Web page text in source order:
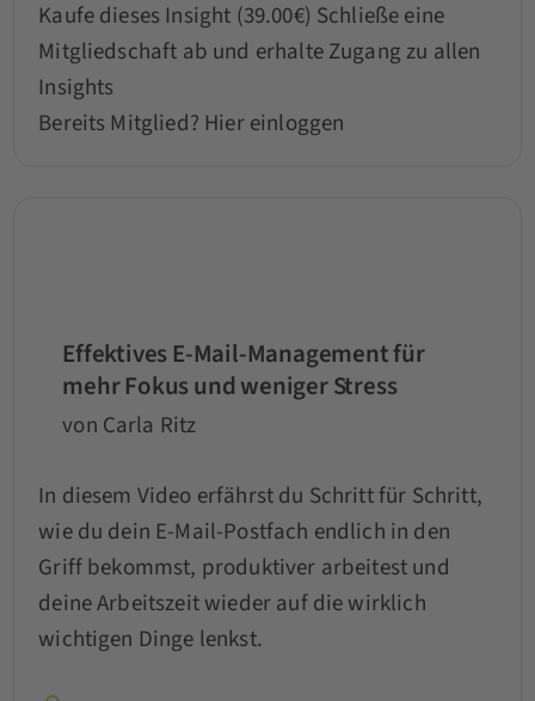
Kaufe dieses Insight (39.00€) Schließe eine
Mitgliedschaft ab und erhalte Zugang zu allen
Insights
Bereits Mitglied? Hier einloggen
Effektives E-Mail-Management für
mehr Fokus und weniger Stress
von Carla Ritz
In diesem Video erfährst du Schritt für Schritt,
wie du dein E-Mail-Postfach endlich in den
Griff bekommst, produktiver arbeitest und
deine Arbeitszeit wieder auf die wirklich
wichtigen Dinge lenkst.